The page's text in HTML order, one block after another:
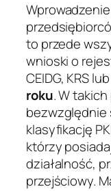
to przede
wnioski o
CEIDG, KRS
roku. W
bezwzględnie
klasyfikację
którzy
działalność,
przejściowy.